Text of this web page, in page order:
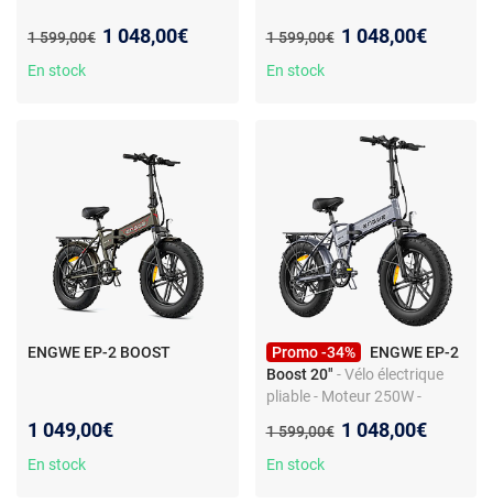
Ancien prix :
1 599,00€ Nouveau prix :
1 048,00€
En stock
Ancien prix :
1 599,00€ Nouveau prix :
1 048,00€
En stock
ENGWE EP-2 BOOST
1 049,00€
En stock
Promo -34%
ENGWE EP-2
Boost 20" - Vélo électrique
pliable - Moteur 250W -
larges - Freins disque
mécaniques - Shimano 7
Ancien prix :
1 599,00€ Nouveau prix :
1 048,00€
En stock